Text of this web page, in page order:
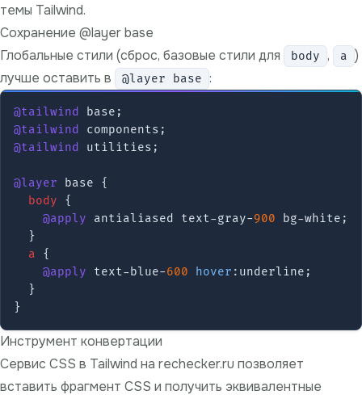
темы Tailwind.
Сохранение @layer base
Глобальные стили (сброс, базовые стили для
body , a )
лучше оставить в
@layer base :
@tailwind
@tailwind
@tailwind
utilities;
@layer base {
body {
@apply antialiased text-gray-900 bg-white;
  }
a {
@apply text-blue-600 hover :underline;
  }
Инструмент конвертации
Сервис CSS в Tailwind на rechecker.ru позволяет
вставить фрагмент CSS и получить эквивалентные